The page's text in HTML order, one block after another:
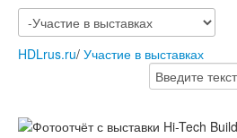
HDLrus.ru/ Участие в выставках